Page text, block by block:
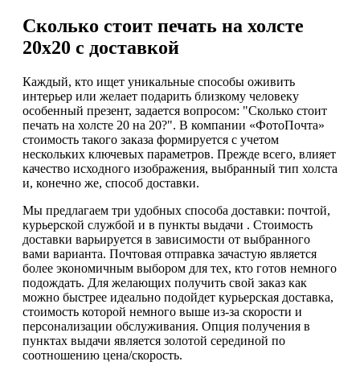
Сколько стоит печать на холсте
20х20 с доставкой
Каждый, кто ищет уникальные способы оживить
интерьер или желает подарить близкому человеку
особенный презент, задается вопросом: "Сколько стоит
печать на холсте 20 на 20?". В компании «ФотоПочта»
стоимость такого заказа формируется с учетом
нескольких ключевых параметров. Прежде всего, влияет
качество исходного изображения, выбранный тип холста
и, конечно же, способ доставки.
Мы предлагаем три удобных способа доставки: почтой,
курьерской службой и в пункты выдачи . Стоимость
доставки варьируется в зависимости от выбранного
вами варианта. Почтовая отправка зачастую является
более экономичным выбором для тех, кто готов немного
подождать. Для желающих получить свой заказ как
можно быстрее идеально подойдет курьерская доставка,
стоимость которой немного выше из-за скорости и
персонализации обслуживания. Опция получения в
пунктах выдачи является золотой серединой по
соотношению цена/скорость.